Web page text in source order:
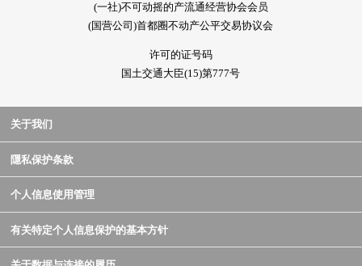
(一社)不可动摇的产流通经营协会会员
(国营公司)首都圈不动产公平交易协议会
许可的证号码
国土交通大臣(15)第777号
关于我们
隱私保护条款
个人信息使用管理
有关特定个人信息保护的基本方针